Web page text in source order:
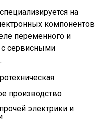
на
компонентов
переменного и
с сервисными
производство
электрики и